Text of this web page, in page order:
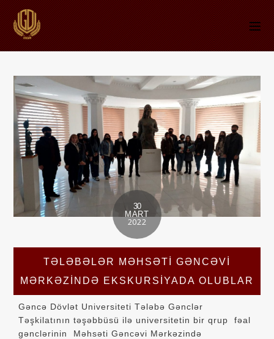
30
MART
2022
TƏLƏBƏLƏR MƏHSƏTI GƏNCƏVI
MƏRKƏZINDƏ EKSKURSIYADA OLUBLAR
Gəncə Dövlət Universiteti Tələbə Gənclər
Təşkilatının təşəbbüsü ilə universitetin bir qrup fəal
gənclərinin Məhsəti Gəncəvi Mərkəzində